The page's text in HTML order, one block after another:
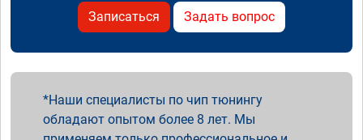
Записаться Задать вопрос
Наши специалисты по чип тюнингу
обладают опытом более 8 лет. Мы